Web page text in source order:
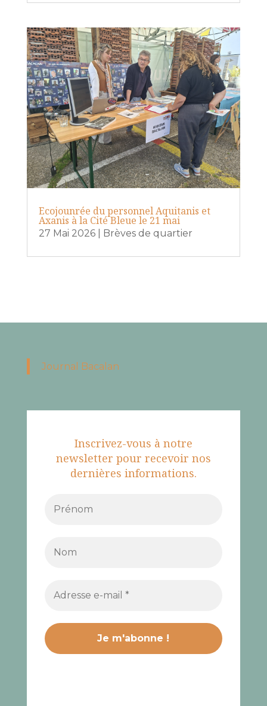
Ecojounrée du personnel Aquitanis et
Axanis à la Cité Bleue le 21 mai
27 Mai 2026| Brèves de quartier
Journal Bacalan
Inscrivez-vous à notre
newsletter pour recevoir nos
dernières informations.